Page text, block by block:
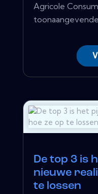
Agricole
De top 3 is
nieuwe
te lossen